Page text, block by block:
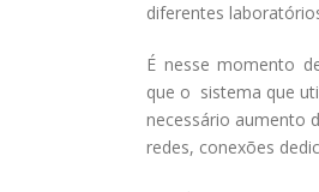
diferentes
É nesse momento
que o sistema que
necessário aumento
redes, conexões